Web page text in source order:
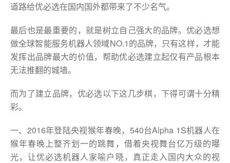
道路给优必选在国内国外都带来了不少名气。
最后也是最重要的，就是树立自己强大的品牌。优必选想
做全球智能服务机器人领域NO.1的品牌，只有这样，才能
发挥出品牌最大的价值，帮助优必选建立起仅有产品根本
无法推翻的城墙。
而为了建立品牌，优必选以下这几步棋，下得可谓十分精
彩。
一、2016年登陆央视猴年春晚，540台Alpha 1S机器人在
猴年春晚上整齐划一的跳舞，借着央视舞台亿万级的曝
光，让优必选机器人家喻户晓，真正走入国内大众的视